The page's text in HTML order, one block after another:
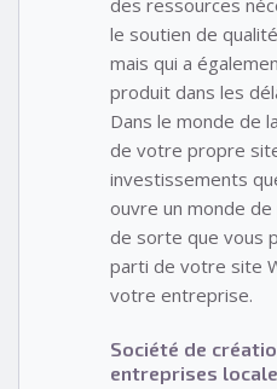
des ressources
le soutien de
mais qui a
produit dans les
Dans le monde de
de votre propre
investissements
ouvre un monde
de sorte que vous
parti de votre site
votre entreprise.
Société de
entreprises